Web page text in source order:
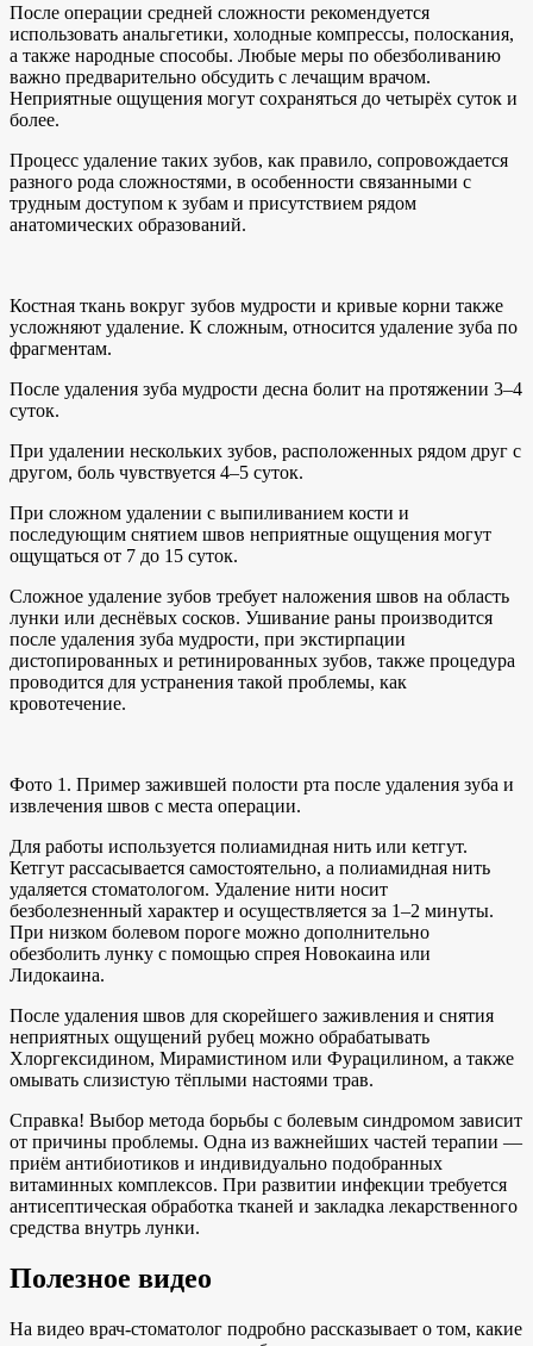
После операции средней сложности рекомендуется
использовать анальгетики, холодные компрессы, полоскания,
а также народные способы. Любые меры по обезболиванию
важно предварительно обсудить с лечащим врачом.
Неприятные ощущения могут сохраняться до четырёх суток и
более.
Процесс удаление таких зубов, как правило, сопровождается
разного рода сложностями, в особенности связанными с
трудным доступом к зубам и присутствием рядом
анатомических образований.
Костная ткань вокруг зубов мудрости и кривые корни также
усложняют удаление. К сложным, относится удаление зуба по
фрагментам.
После удаления зуба мудрости десна болит на протяжении 3–4
суток.
При удалении нескольких зубов, расположенных рядом друг с
другом, боль чувствуется 4–5 суток.
При сложном удалении с выпиливанием кости и
последующим снятием швов неприятные ощущения могут
ощущаться от 7 до 15 суток.
Сложное удаление зубов требует наложения швов на область
лунки или деснёвых сосков. Ушивание раны производится
после удаления зуба мудрости, при экстирпации
дистопированных и ретинированных зубов, также процедура
проводится для устранения такой проблемы, как
кровотечение.
Фото 1. Пример зажившей полости рта после удаления зуба и
извлечения швов с места операции.
Для работы используется полиамидная нить или кетгут.
Кетгут рассасывается самостоятельно, а полиамидная нить
удаляется стоматологом. Удаление нити носит
безболезненный характер и осуществляется за 1–2 минуты.
При низком болевом пороге можно дополнительно
обезболить лунку с помощью спрея Новокаина или
Лидокаина.
После удаления швов для скорейшего заживления и снятия
неприятных ощущений рубец можно обрабатывать
Хлоргексидином, Мирамистином или Фурацилином, а также
омывать слизистую тёплыми настоями трав.
Справка! Выбор метода борьбы с болевым синдромом зависит
от причины проблемы. Одна из важнейших частей терапии —
приём антибиотиков и индивидуально подобранных
витаминных комплексов. При развитии инфекции требуется
антисептическая обработка тканей и закладка лекарственного
средства внутрь лунки.
Полезное видео
На видео врач-стоматолог подробно рассказывает о том, какие